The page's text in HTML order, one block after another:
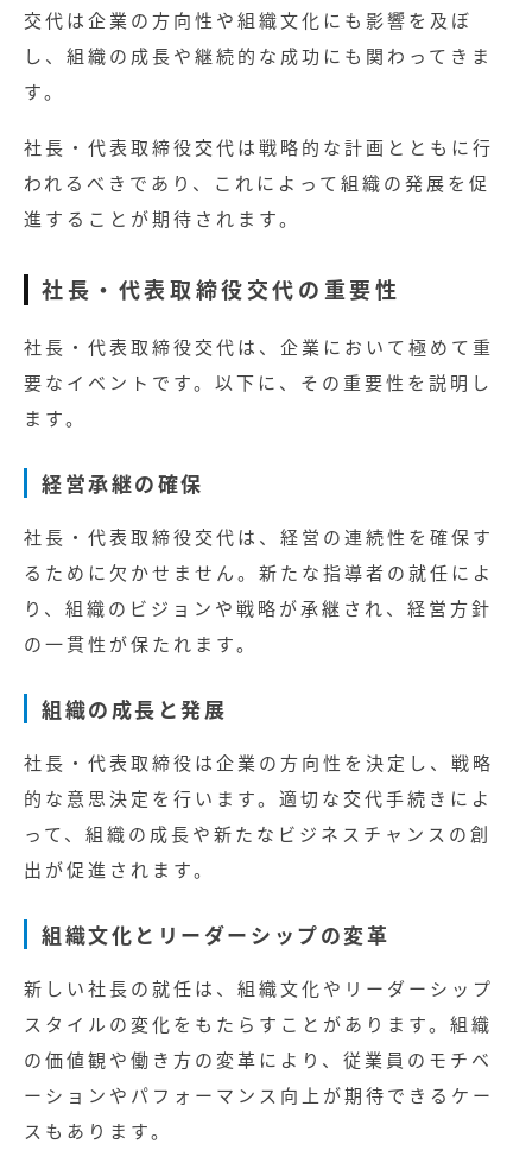
交代は企業の方向性や組織文化にも影響を及ぼ
し、組織の成長や継続的な成功にも関わってきま
す。
社長・代表取締役交代は戦略的な計画とともに行
われるべきであり、これによって組織の発展を促
進することが期待されます。
社長・代表取締役交代の重要性
社長・代表取締役交代は、企業において極めて重
要なイベントです。以下に、その重要性を説明し
ます。
経営承継の確保
社長・代表取締役交代は、経営の連続性を確保す
るために欠かせません。新たな指導者の就任によ
り、組織のビジョンや戦略が承継され、経営方針
の一貫性が保たれます。
組織の成長と発展
社長・代表取締役は企業の方向性を決定し、戦略
的な意思決定を行います。適切な交代手続きによ
って、組織の成長や新たなビジネスチャンスの創
出が促進されます。
組織文化とリーダーシップの変革
新しい社長の就任は、組織文化やリーダーシップ
スタイルの変化をもたらすことがあります。組織
の価値観や働き方の変革により、従業員のモチベ
ーションやパフォーマンス向上が期待できるケー
スもあります。